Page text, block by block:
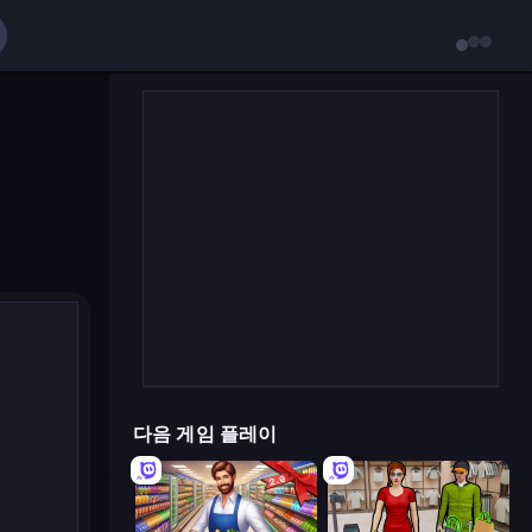
다음 게임 플레이